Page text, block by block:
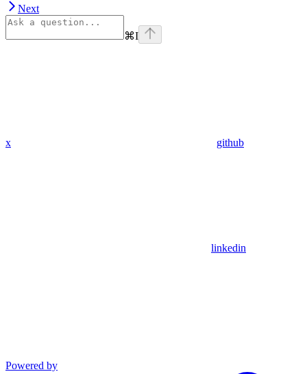
Next
⌘I
x github
linkedin
Powered by